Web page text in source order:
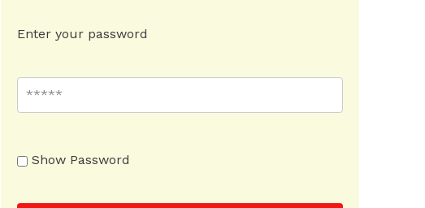
Enter your password
Show Password